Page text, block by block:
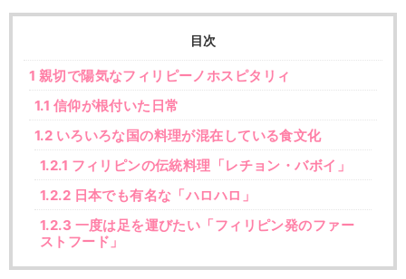
目次
1 親切で陽気なフィリピーノホスピタリィ
1.1 信仰が根付いた日常
1.2 いろいろな国の料理が混在している食文化
1.2.1 フィリピンの伝統料理「レチョン・バボイ」
1.2.2 日本でも有名な「ハロハロ」
1.2.3 一度は足を運びたい「フィリピン発のファー
ストフード」